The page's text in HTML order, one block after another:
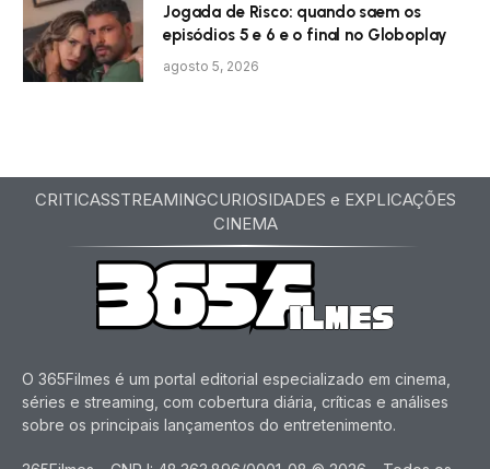
Jogada de Risco: quando saem os
episódios 5 e 6 e o final no Globoplay
agosto 5, 2026
CRITICASSTREAMINGCURIOSIDADES e EXPLICAÇÕES
CINEMA
O 365Filmes é um portal editorial especializado em cinema,
séries e streaming, com cobertura diária, críticas e análises
sobre os principais lançamentos do entretenimento.